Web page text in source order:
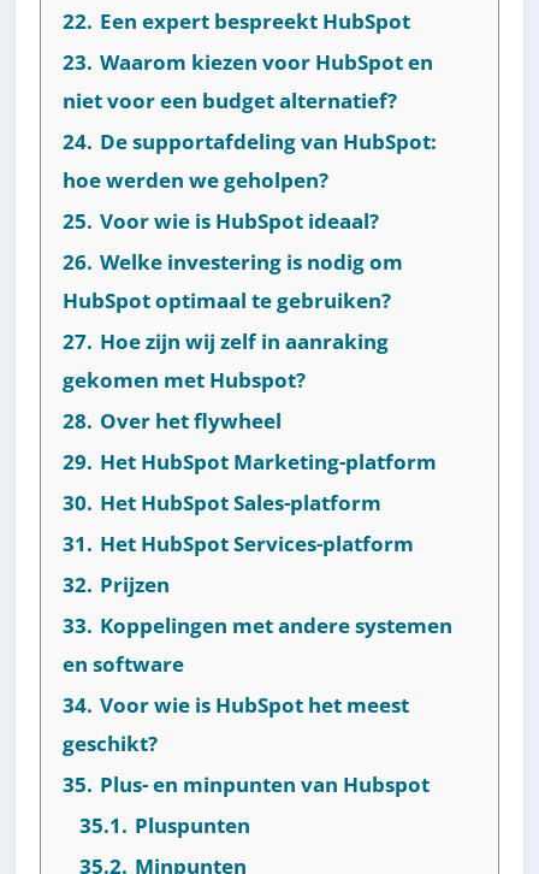
22. Een expert bespreekt HubSpot
23. Waarom kiezen voor HubSpot en
niet voor een budget alternatief?
24. De supportafdeling van HubSpot:
hoe werden we geholpen?
25. Voor wie is HubSpot ideaal?
26. Welke investering is nodig om
HubSpot optimaal te gebruiken?
27. Hoe zijn wij zelf in aanraking
gekomen met Hubspot?
28. Over het flywheel
29. Het HubSpot Marketing-platform
30. Het HubSpot Sales-platform
31. Het HubSpot Services-platform
32. Prijzen
33. Koppelingen met andere systemen
en software
34. Voor wie is HubSpot het meest
geschikt?
35. Plus- en minpunten van Hubspot
35.1. Pluspunten
35.2. Minpunten